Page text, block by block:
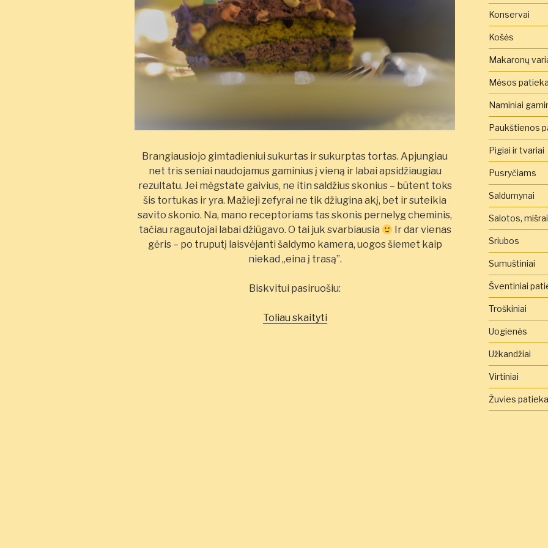
Brangiausiojo gimtadieniui sukurtas ir sukurptas tortas. Apjungiau
net tris seniai naudojamus gaminius į vieną ir labai apsidžiaugiau
rezultatu. Jei mėgstate gaivius, ne itin saldžius skonius – būtent toks
šis tortukas ir yra. Mažieji zefyrai ne tik džiugina akį, bet ir suteikia
savito skonio. Na, mano receptoriams tas skonis pernelyg cheminis,
tačiau ragautojai labai džiūgavo. O tai juk svarbiausia
Ir dar vienas
gėris – po truputį laisvėjanti šaldymo kamera, uogos šiemet kaip
niekad „eina į trasą”.
Biskvitui pasiruošiu:
Toliau skaityti„Tortas
Konservai
Košės
Makaronų
Mėsos
Naminiai
Paukštienos
Pigiai ir tvariai
Pusryčiams
Saldumynai
Salotos,
Sriubos
Sumuštiniai
Šventiniai
Troškiniai
Uogienės
Užkandžiai
Virtiniai
Žuvies